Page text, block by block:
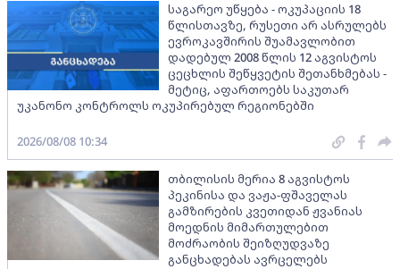
საგარეო უწყება - ოკუპაციის 18
წლისთავზე, რუსეთი არ ასრულებს
ევროკავშირის შუამავლობით
დადებულ 2008 წლის 12 აგვისტოს
ცეცხლის შეწყვეტის შეთანხმებას -
მეტიც, აფართოებს საკუთარ
უკანონო კონტროლს ოკუპირებულ რეგიონებში
2026/08/08 10:34
თბილისის მერია 8 აგვისტოს
პეკინისა და ვაჟა-ფშაველას
გამზირების კვეთიდან ჟვანიას
მოედნის მიმართულებით
მოძრაობის შეიზღუდვაზე
განცხადებას ავრცელებს